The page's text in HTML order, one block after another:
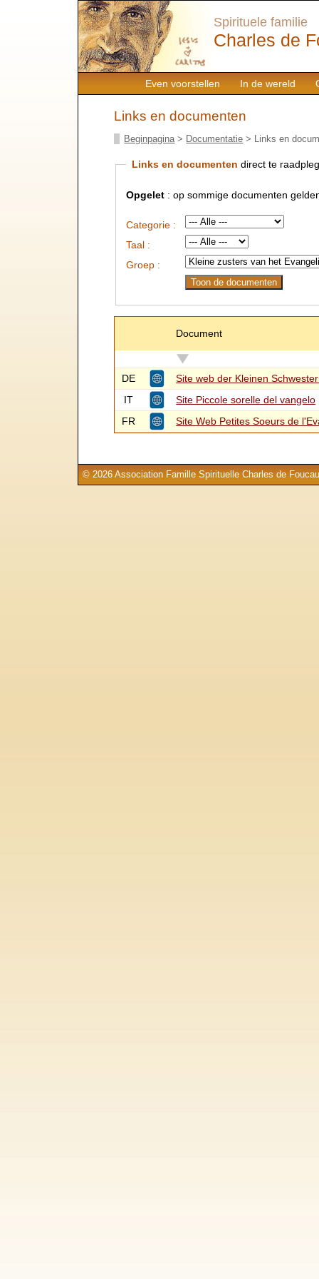
Even voorstellen In de wereld
Spirituele familie
Charles de
Links en documenten
Beginpagina > Documentatie > Links en
Links en documenten direct te
Opgelet : op sommige documenten
Categorie :
Taal :
Groep :
Document
DE
Site web der Kleinen
IT
Site Piccole sorelle del vangelo
FR
Site Web Petites Soeurs de
© 2026 Association Famille Spirituelle Charles de